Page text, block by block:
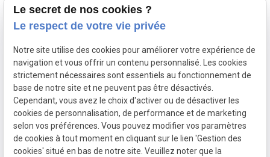
chevron_right Gestion des cookies
Nous contacter
call 04.38.02.25.90
mail contact@avocats-rouxit.fr
location_on
52 Rue de Seze
69006 LYON
Le secret de nos cookies ?
Le respect de votre vie privée
Notre site utilise des cookies pour améliorer votre expérience de
navigation et vous offrir un contenu personnalisé. Les cookies
strictement nécessaires sont essentiels au fonctionnement de
base de notre site et ne peuvent pas être désactivés.
Cependant, vous avez le choix d'activer ou de désactiver les
cookies de personnalisation, de performance et de marketing
selon vos préférences. Vous pouvez modifier vos paramètres
de cookies à tout moment en cliquant sur le lien 'Gestion des
cookies' situé en bas de notre site. Veuillez noter que la